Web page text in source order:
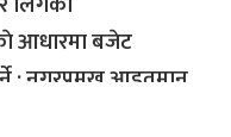
आधारमा बजेट
: नगरप्रमुख आइतमान